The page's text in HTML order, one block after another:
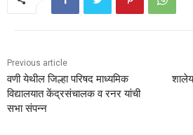
Previous article
वणी येथील जिल्हा परिषद माध्यमिक
विद्यालयात केंद्रसंचालक व रनर यांची
सभा संपन्न
शालेय